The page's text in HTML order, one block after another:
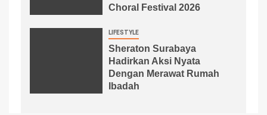
Choral Festival 2026
LIFESTYLE
Sheraton Surabaya
Hadirkan Aksi Nyata
Dengan Merawat Rumah
Ibadah